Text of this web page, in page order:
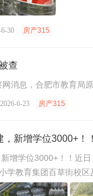
30 房产315
查
消息，合肥市教育局
6-23 房产315
新增学位3000+！！
增学位3000+！！近
学教育集团百草街校